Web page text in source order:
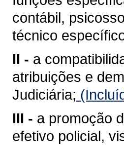
contábil,
técnico
II - a
atribuições e
Judiciária;
III - a promoção
efetivo policial,